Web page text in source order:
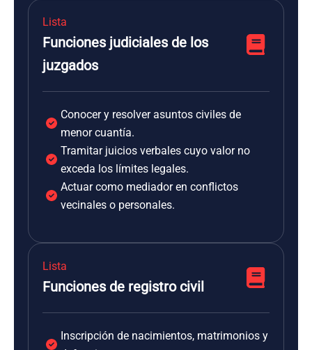
Lista
Funciones judiciales de los
juzgados
Conocer y resolver asuntos civiles de
menor cuantía.
Tramitar juicios verbales cuyo valor no
exceda los límites legales.
Actuar como mediador en conflictos
vecinales o personales.
Lista
Funciones de registro civil
Inscripción de nacimientos, matrimonios y